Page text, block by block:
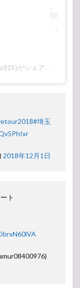
シェアした投稿 –
#埼玉
2018年12月1日
ト